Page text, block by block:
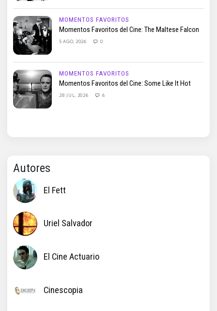
MOMENTOS FAVORITOS
Momentos Favoritos del Cine: The Maltese Falcon
5 AGO, 2026 0
MOMENTOS FAVORITOS
Momentos Favoritos del Cine: Some Like It Hot
28 JUL, 2026 6
Autores
El Fett
Uriel Salvador
El Cine Actuario
Cinescopia